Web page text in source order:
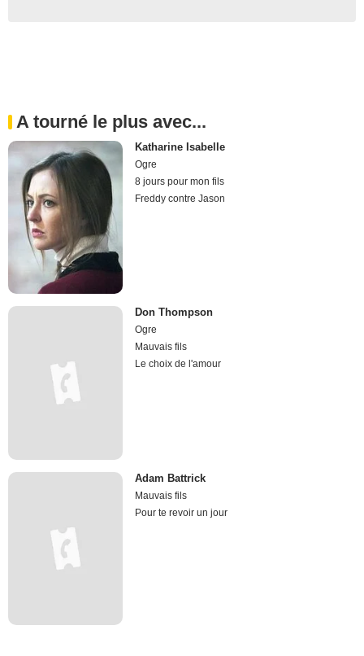
A tourné le plus avec...
Katharine Isabelle
Ogre
8 jours pour mon fils
Freddy contre Jason
Don Thompson
Ogre
Mauvais fils
Le choix de l'amour
Adam Battrick
Mauvais fils
Pour te revoir un jour